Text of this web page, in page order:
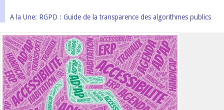
A la Une: RGPD : Guide de la transparence des algorithmes publics